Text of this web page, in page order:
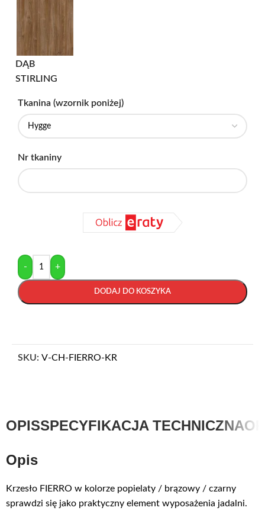
DĄB
STIRLING
Tkanina (wzornik poniżej)
Nr tkaniny
- +
DODAJ DO KOSZYKA
SKU: V-CH-FIERRO-KR
OPISSPECYFIKACJA TECHNICZNA
Opis
Krzesło FIERRO w kolorze popielaty / brązowy / czarny
sprawdzi się jako praktyczny element wyposażenia jadalni.